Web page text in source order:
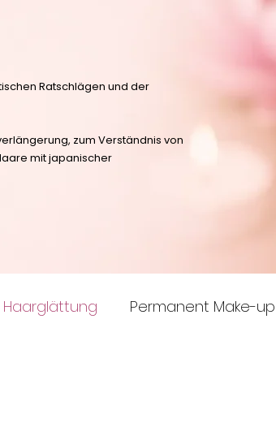
Ratschlägen und der
zum Verständnis von
mit japanischer
Permanent Make-up